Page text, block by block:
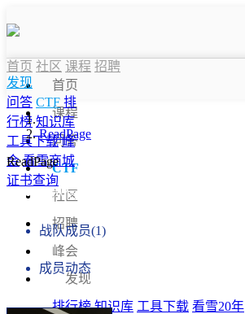
首页
课程
问答
CTF
社区
招聘
峰会
发现
排行榜 知识库 工具下载 看雪20年
首页 社区 课程 招聘
发现
问答 CTF 排
行榜 知识库
工具下载 峰
会 看雪商城
证书查询
ReadPage
ReadPage
战队信息
战队成员(1)
成员动态